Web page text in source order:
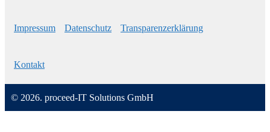
Impressum Datenschutz Transparenzerklärung
Kontakt
© 2026. proceed-IT Solutions GmbH